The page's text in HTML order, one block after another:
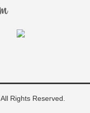
Rights Reserved.